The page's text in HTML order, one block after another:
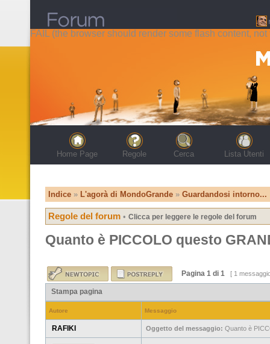
FAIL (the browser should render some flash content, not
Home Page Regole Cerca Lista Utenti
Indice » L'agorà di MondoGrande » Guardandosi intorno...
Regole del forum • Clicca per leggere le regole del forum
Quanto è PICCOLO questo
Pagina 1 di 1 [ 1
Stampa pagina
Autore Messaggio
RAFIKI Oggetto del messaggio: Quanto è